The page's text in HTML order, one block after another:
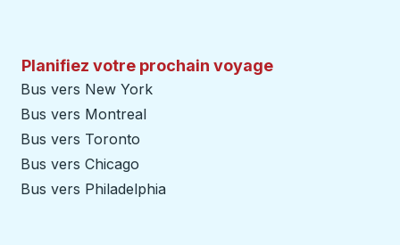
Planifiez votre prochain voyage
Bus vers New York
Bus vers Montreal
Bus vers Toronto
Bus vers Chicago
Bus vers Philadelphia